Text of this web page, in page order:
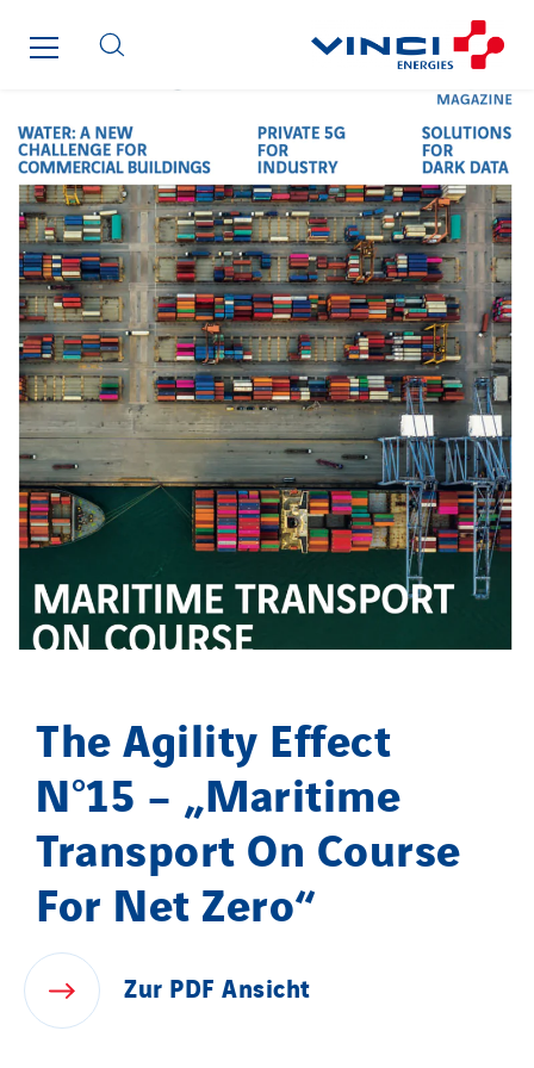
The Agility Effect
N°15 – „Maritime
Transport On Course
For Net Zero“
Zur PDF Ansicht
Chatenet
Cinodis
Clède
Clémançon
Comantec
Comsip
Conductor
Cougar Automation
DECHOW Gebäude.Technik
Degreane Horizon
Dégréane SA
DEGW France
Delaire
Delporte
Demouselle Pas-de-Calais
Distribution de Matériel Electrique
Duval Electricité
EEP
EGEV
EITE
Elec Ouest
Elec-sa
Electromontage
Elektro Stiller
Eltek Systems
Emil Lundgren